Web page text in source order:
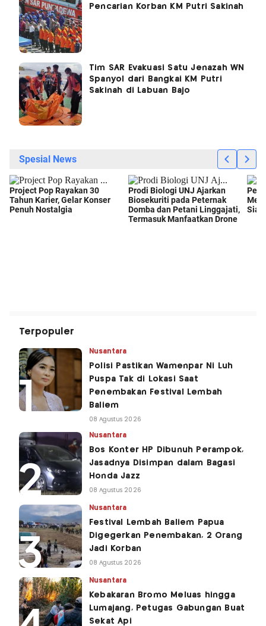
Pencarian Korban KM Putri Sakinah
Tim SAR Evakuasi Satu Jenazah WN
Spanyol dari Bangkai KM Putri
Sakinah di Labuan Bajo
Terpopuler
Nusantara
Polisi Pastikan Wamenpar Ni Luh
Puspa Tak di Lokasi Saat
Penembakan Festival Lembah
Baliem
08 Agustus 2026
Nusantara
Bos Konter HP Dibunuh Perampok,
Jasadnya Disimpan dalam Bagasi
Honda Jazz
08 Agustus 2026
Nusantara
Festival Lembah Baliem Papua
Digegerkan Penembakan, 2 Orang
Jadi Korban
08 Agustus 2026
Nusantara
Kebakaran Bromo Meluas hingga
Lumajang, Petugas Gabungan Buat
Sekat Api